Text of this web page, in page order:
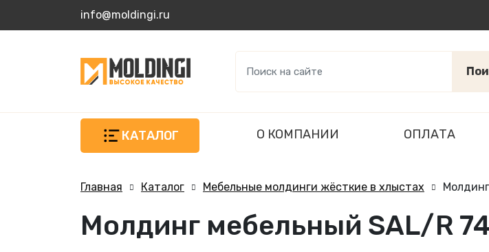
info@moldingi.ru
КАТАЛОГ О КОМПАНИИ ОПЛАТА
Главная Каталог Мебельные молдинги жёсткие в хлыстах
Молдинг мебельный SAL/R